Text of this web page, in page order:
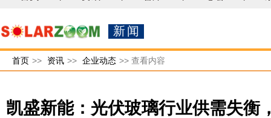
新闻
首页 >> 资讯 >> 企业动态 >> 查看内容
凯盛新能：光伏玻璃行业供需失衡